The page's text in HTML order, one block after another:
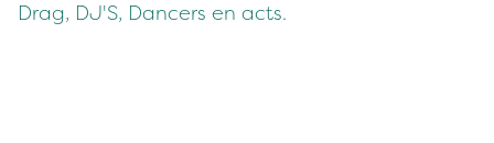
Drag, DJ'S, Dancers en acts.